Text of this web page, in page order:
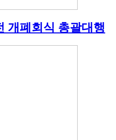
개폐회식 총괄대행